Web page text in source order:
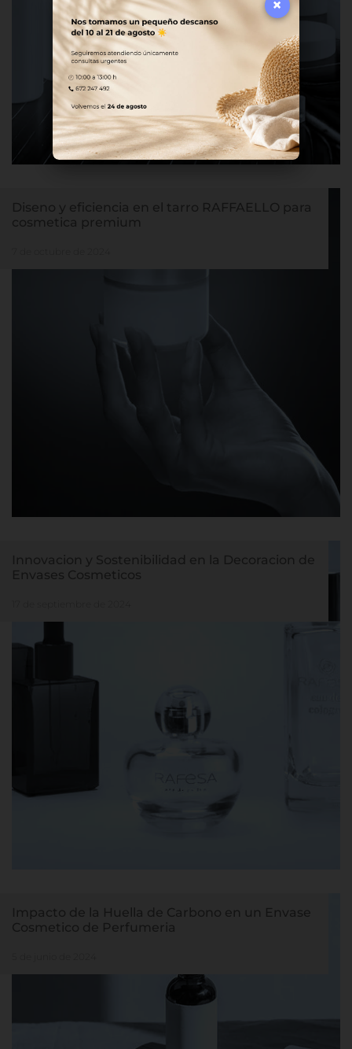
Diseno y eficiencia en el tarro RAFFAELLO para
cosmetica premium
Innovacion y Sostenibilidad en la Decoracion de
Envases Cosmeticos
Impacto de la Huella de Carbono en un Envase
Cosmetico de Perfumeria
×